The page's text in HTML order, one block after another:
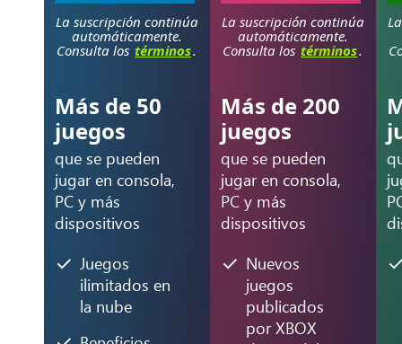
La suscripción continúa
automáticamente.
Consulta los términos.
Más de 50
juegos
que se pueden
jugar en consola,
PC y más
dispositivos
Juegos
ilimitados en
la nube
La suscripción continúa
automáticamente.
Consulta los términos.
Más de 200
juegos
que se pueden
jugar en consola,
PC y más
dispositivos
Nuevos
juegos
publicados
por XBOX